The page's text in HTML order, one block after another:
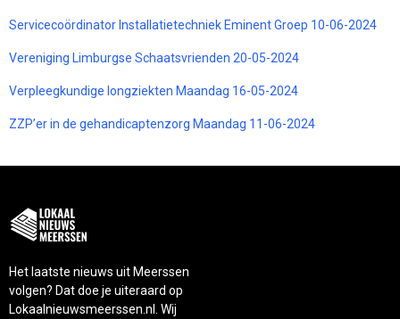
Servicecoördinator Installatietechniek Eminent Groep 10-06-2024
Vereniging Limburgse Schaatsvrienden 20-05-2024
Verpleegkundige longziekten Maandag 16-05-2024
ZZP’er in de gehandicaptenzorg Maandag 11-06-2024
Het laatste nieuws uit Meerssen
volgen? Dat doe je uiteraard op
Lokaalnieuwsmeerssen.nl. Wij